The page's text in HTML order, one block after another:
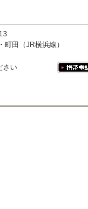
田（JR横浜線）
さい